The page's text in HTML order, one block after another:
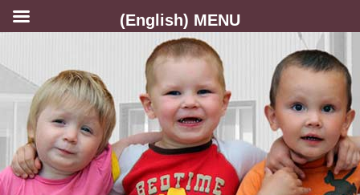
(English) MENU